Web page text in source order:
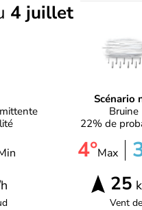
4 juillet
Scénario
Bruine
22% de
4°Max
25
Vent